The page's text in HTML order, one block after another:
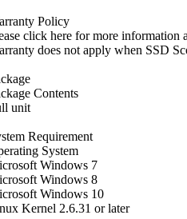
Policy
click here for more information
does not apply when SSD
Contents
unit
Requirement
System
Windows 7
Windows 8
Windows 10
Kernel 2.6.31 or later